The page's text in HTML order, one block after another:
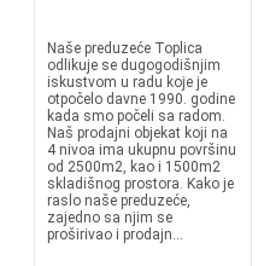
Naše preduzeće Toplica
odlikuje se dugogodišnjim
iskustvom u radu koje je
otpočelo davne 1990. godine
kada smo počeli sa radom.
Naš prodajni objekat koji na
4 nivoa ima ukupnu površinu
od 2500m2, kao i 1500m2
skladišnog prostora. Kako je
raslo naše preduzeće,
zajedno sa njim se
proširivao i prodajn...